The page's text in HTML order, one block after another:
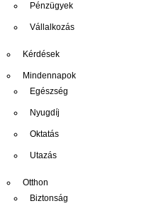
Pénzügyek
Vállalkozás
Kérdések
Mindennapok
Egészség
Nyugdíj
Oktatás
Utazás
Otthon
Biztonság